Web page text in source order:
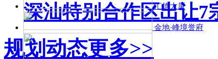
汇德大厦
金地·峰境誉府
深汕特别合作区出让7
规划动态更多>>